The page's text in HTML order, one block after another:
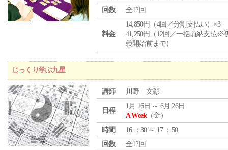
回数
全12回
料金
14,850円（4回／分割支払い）×3
41,250円（12回／一括前納支払※
義開始前まで）
じっくり学ぶ九星
講師 川野 文彰
日程
1月 16日 ～ 6月 26日
A Week（金）
時間
16 ：30 ～ 17 ：50
回数
全12回